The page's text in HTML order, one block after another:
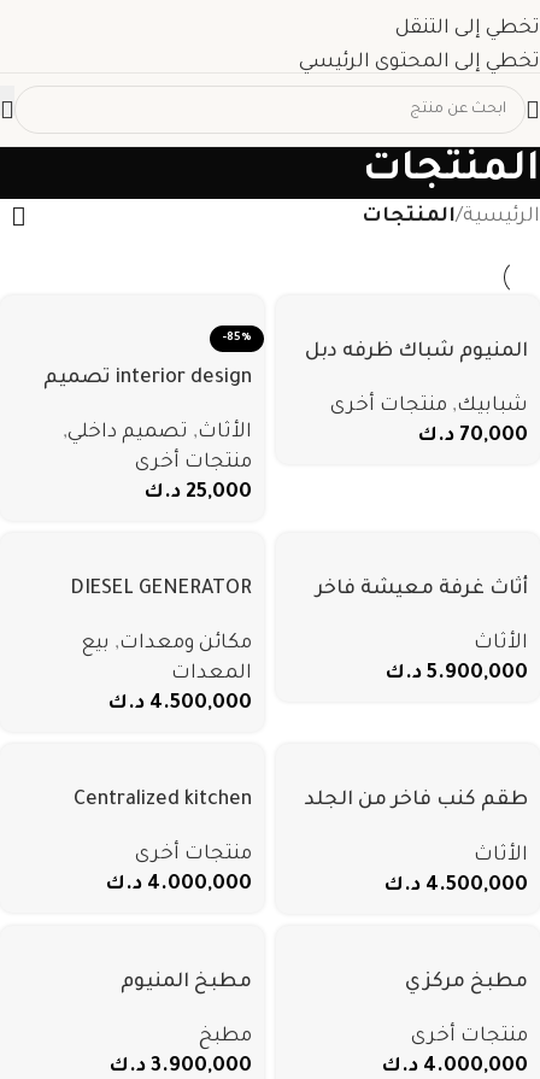
تخطي إلى التنقل
تخطي إلى المحتوى الرئيسي
المنتجات
الرئيسية/المنتجات
المنيوم شباك ظرفه دبل
شبابيك, منتجات أخرى
70,000 د.ك
-85%
interior design تصميم
الأثاث, تصميم داخلي,
منتجات أخرى
25,000 د.ك
أثاث غرفة معيشة فاخر
كنب من القماش، طقم
كنب زاوية بمساند أذرع
الأثاث
5.900,000 د.ك
DIESEL GENERATOR
PRIME 28KW POWER
مكائن ومعدات, بيع
المعدات
4.500,000 د.ك
طقم كنب فاخر من الجلد
U، بتصميم الأمريكي،
مناسب لصالة فندق أو
الأثاث
4.500,000 د.ك
Centralized kitchen
منتجات أخرى
4.000,000 د.ك
مطبخ مركزي
منتجات أخرى
4.000,000 د.ك
مطبخ المنيوم
مطبخ
3.900,000 د.ك